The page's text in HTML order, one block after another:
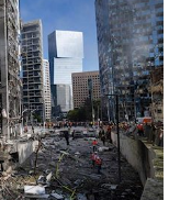
דעות
רכילות
עסקית
קריפטו